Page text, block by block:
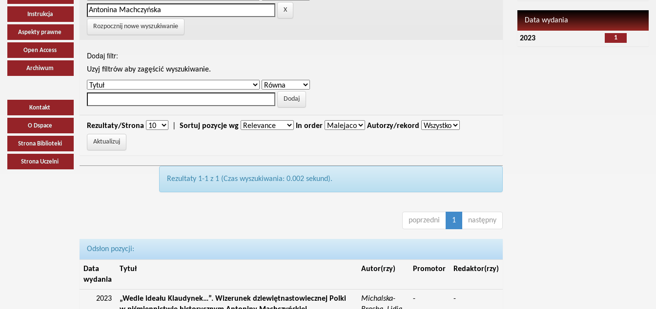
Instrukcja
Aspekty prawne
Open Access
Archiwum
Kontakt
O Dspace
Strona Biblioteki
Strona Uczelni
Rozpocznij nowe wyszukiwanie
Dodaj filtr:
Uzyj filtrów aby zagęścić wyszukiwanie.
Rezultaty/Strona Sortuj pozycje wg In order Autorzy/rekord
Rezultaty 1-1 z 1 (Czas wyszukiwania: 0.002 sekund).
poprzedni 1 następny
Odsłon pozycji:
Data
wydania
Tytuł Autor(rzy) Promotor Redaktor(rzy)
2023
„Wedle ideału Klaudynek…”. Wizerunek dziewiętnastowiecznej Polki
Michalska-
- -
Data wydania
1
2023